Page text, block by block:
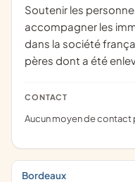
soutenir les personnes en situation de précarité;
accompagner les
dans la société
pères dont a été
CONTACT
Aucun moyen de contact
Bordeaux